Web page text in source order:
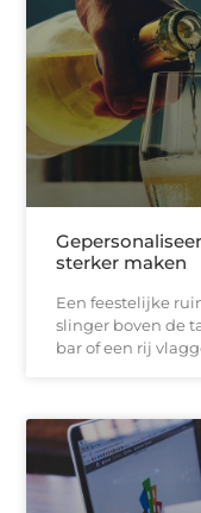
sterker maken
Een feestelijke
slinger boven de
bar of een rij